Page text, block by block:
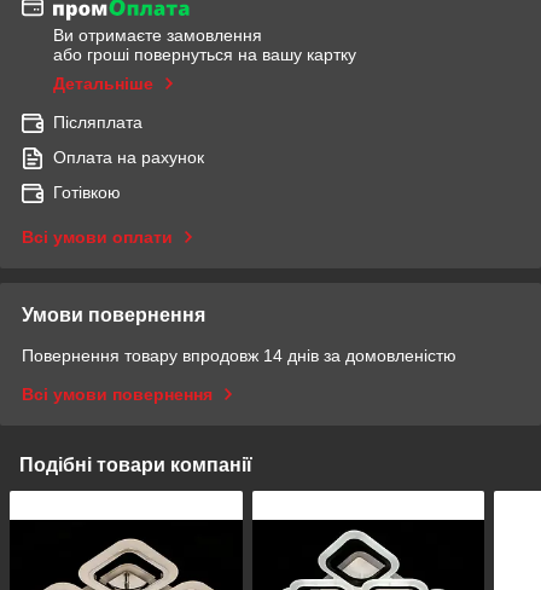
Ви отримаєте замовлення
або гроші повернуться на вашу картку
Детальніше
Післяплата
Оплата на рахунок
Готівкою
Всі умови оплати
Умови повернення
Повернення товару впродовж 14 днів за домовленістю
Всі умови повернення
Подібні товари компанії